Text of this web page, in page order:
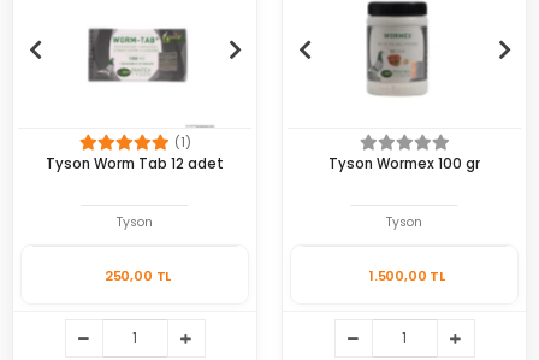
(1)
Tyson Worm Tab 12 adet
Tyson
250,00 TL
Tyson Wormex 100 gr
Tyson
1.500,00 TL